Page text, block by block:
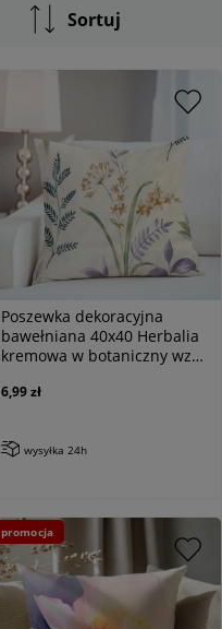
Sortuj
Poszewka dekoracyjna
bawełniana 40x40 Herbalia
kremowa w botaniczny wzór
6,99 zł
wysyłka 24h
promocja